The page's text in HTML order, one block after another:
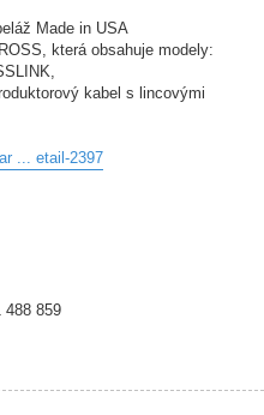
Made in USA
která obsahuje modely:
kabel s lincovými
... etail-2397
488 859